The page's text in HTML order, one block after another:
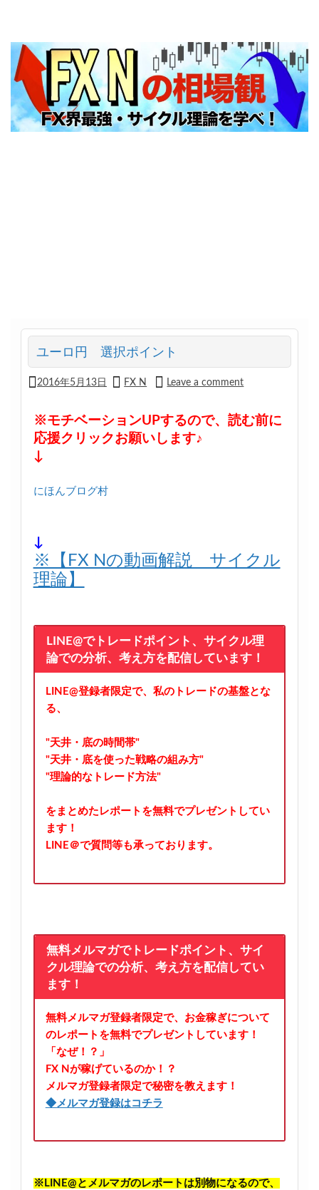
ユーロ円 選択ポイント
2016年5月13日 FX N Leave a comment
※モチベーションUPするので、読む前に
応援クリックお願いします♪
↓
にほんブログ村
↓
※【FX Nの動画解説 サイクル
理論】
LINE@でトレードポイント、サイクル理
論での分析、考え方を配信しています！
LINE@登録者限定で、私のトレードの基盤とな
る、
"天井・底の時間帯"
"天井・底を使った戦略の組み方"
"理論的なトレード方法"
をまとめたレポートを無料でプレゼントしてい
ます！
LINE＠で質問等も承っております。
無料メルマガでトレードポイント、サイ
クル理論での分析、考え方を配信してい
ます！
無料メルマガ登録者限定で、お金稼ぎについて
のレポートを無料でプレゼントしています！
「なぜ！？」
FX Nが稼げているのか！？
メルマガ登録者限定で秘密を教えます！
◆メルマガ登録はコチラ
※LINE@とメルマガのレポートは別物になるので、